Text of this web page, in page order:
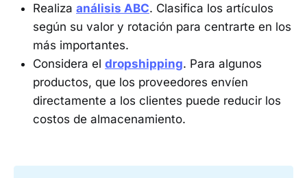
Realiza análisis ABC. Clasifica los artículos
según su valor y rotación para centrarte en los
más importantes.
Considera el dropshipping. Para algunos
productos, que los proveedores envíen
directamente a los clientes puede reducir los
costos de almacenamiento.